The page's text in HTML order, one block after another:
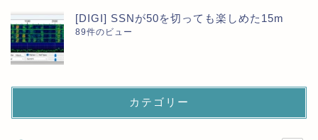
[DIGI] SSNが50を切っても楽しめた15m
89件のビュー
カテゴリー